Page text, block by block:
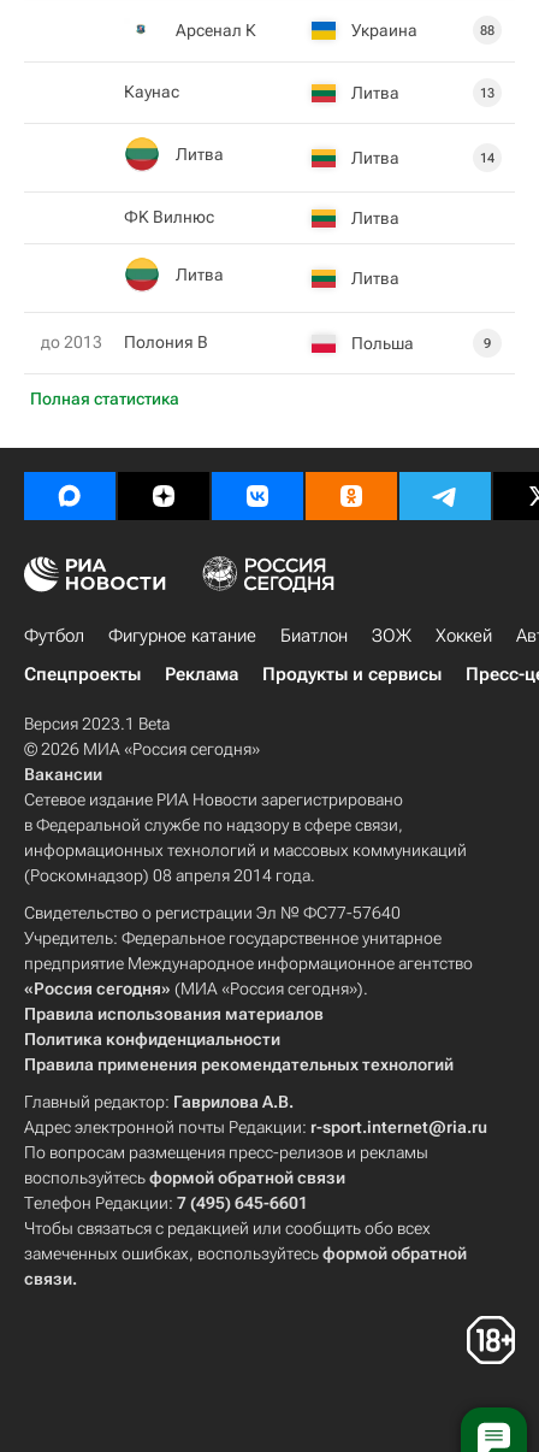
Полная статистика
Арсенал К Украина 88
Каунас Литва 13
Литва Литва 14
ФK Вилнюс Литва
Литва Литва
до 2013 Полония В Польша 9
Футбол Фигурное катание Биатлон ЗОЖ Хоккей
Спецпроекты
Реклама Продукты и сервисы Пресс-
Версия 2023.1 Beta
© 2026 МИА «Россия сегодня»
Вакансии
Сетевое издание РИА Новости зарегистрировано
в Федеральной службе по надзору в сфере связи,
информационных технологий и массовых коммуникаций
(Роскомнадзор) 08 апреля 2014 года.
Свидетельство о регистрации Эл № ФС77-57640
Учредитель: Федеральное государственное унитарное
предприятие Международное информационное агентство
«Россия сегодня» (МИА «Россия сегодня»).
Правила использования материалов
Политика конфиденциальности
Правила применения рекомендательных технологий
Главный редактор: Гаврилова А.В.
Адрес электронной почты Редакции: r-sport.internet@ria.ru
По вопросам размещения пресс-релизов и рекламы
воспользуйтесьформой обратной связи
Телефон Редакции: 7 (495) 645-6601
Чтобы связаться с редакцией или сообщить обо всех
замеченных ошибках, воспользуйтесьформой обратной
связи.